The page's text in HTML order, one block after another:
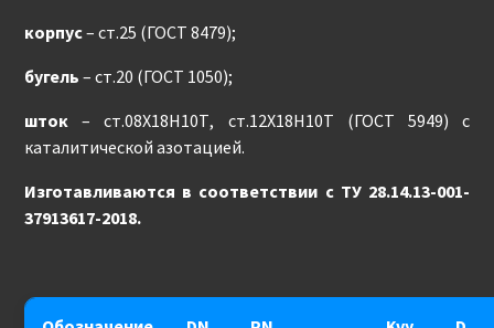
корпус– ст.25 (ГОСТ 8479);
бугель – ст.20 (ГОСТ 1050);
шток– ст.08Х18Н10Т, ст.12Х18Н10Т (ГОСТ 5949) с
каталитической азотацией.
Изготавливаются в соответствии с ТУ 28.14.13-001-
37913617-2018.